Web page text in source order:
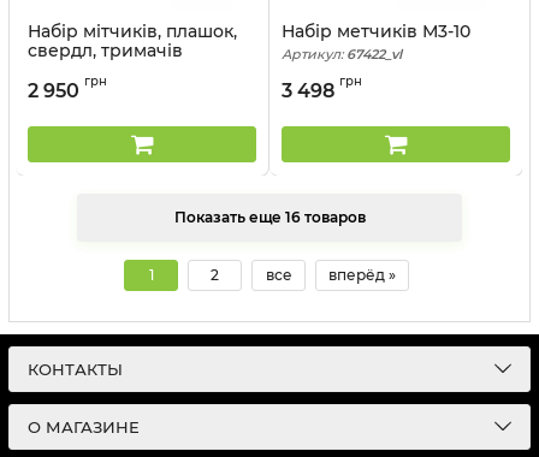
Набір мітчиків, плашок,
свердл, тримачів
2 950 грн
Набір метчиків М3-10
Артикул: 67422_vl
3 498 грн
Показать еще 16 товаров
1 2 все вперёд »
КОНТАКТЫ
О МАГАЗИНЕ